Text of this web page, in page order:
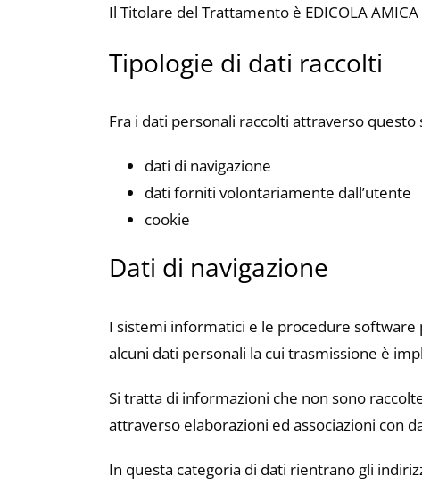
Il Titolare del Trattamento è EDICOLA
Tipologie di dati raccolti
Fra i dati personali raccolti attraverso
dati di navigazione
dati forniti volontariamente dall’utente
cookie
Dati di navigazione
I sistemi informatici e le procedure
alcuni dati personali la cui trasmissione è
Si tratta di informazioni che non sono
attraverso elaborazioni ed associazioni con
In questa categoria di dati rientrano gli